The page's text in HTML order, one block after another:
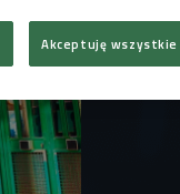
Akceptuję wszystkie